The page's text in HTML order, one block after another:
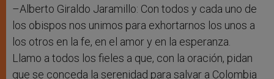
–Alberto Giraldo Jaramillo: Con todos y cada uno de
los obispos nos unimos para exhortarnos los unos a
los otros en la fe, en el amor y en la esperanza.
Llamo a todos los fieles a que, con la oración, pidan
que se conceda la serenidad para salvar a Colombia